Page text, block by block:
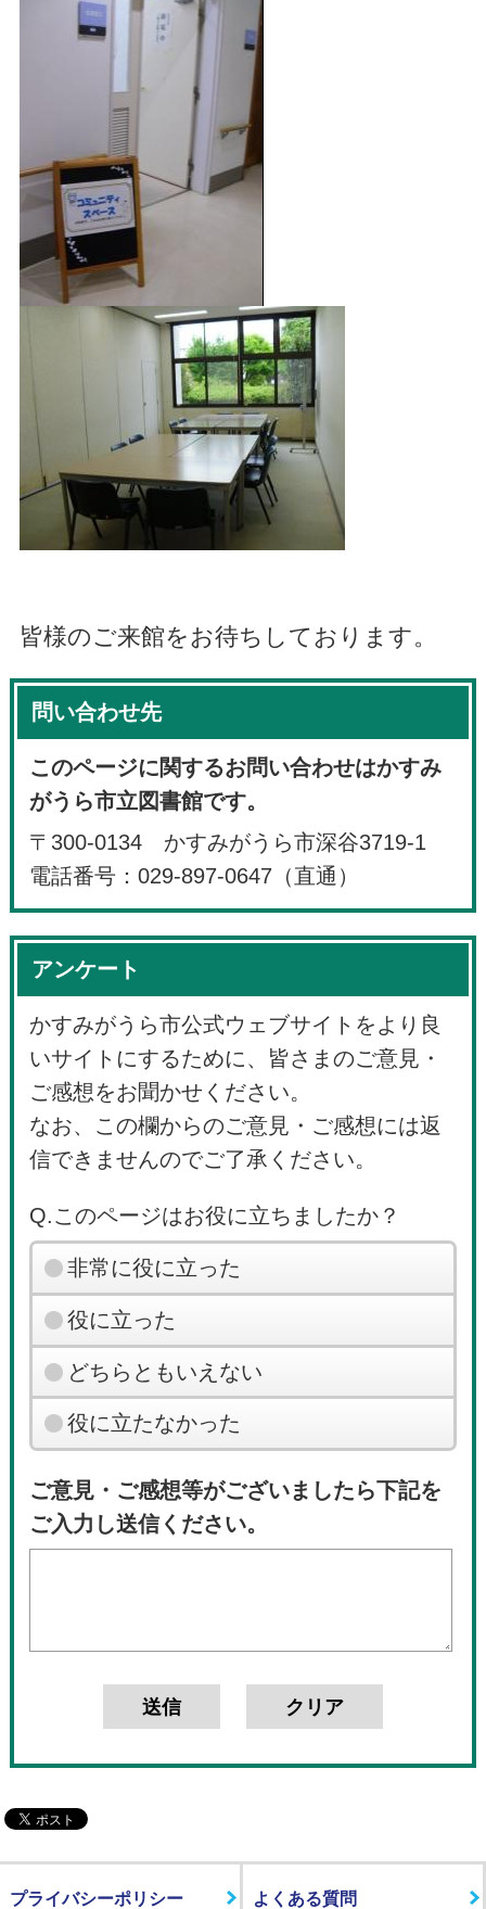
皆様のご来館をお待ちしております。
問い合わせ先
このページに関するお問い合わせはかすみ
がうら市立図書館です。
〒300-0134 かすみがうら市深谷3719-1
電話番号：029-897-0647（直通）
アンケート
かすみがうら市公式ウェブサイトをより良
いサイトにするために、皆さまのご意見・
ご感想をお聞かせください。
なお、この欄からのご意見・ご感想には返
信できませんのでご了承ください。
Q.このページはお役に立ちましたか？
非常に役に立った
役に立った
どちらともいえない
役に立たなかった
ご意見・ご感想等がございましたら下記を
ご入力し送信ください。
プライバシーポリシー よくある質問